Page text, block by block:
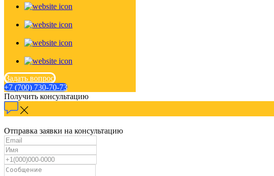
Задать вопрос
+7 (700) 730-70-73
Получить консультацию
Отправка заявки на консультацию